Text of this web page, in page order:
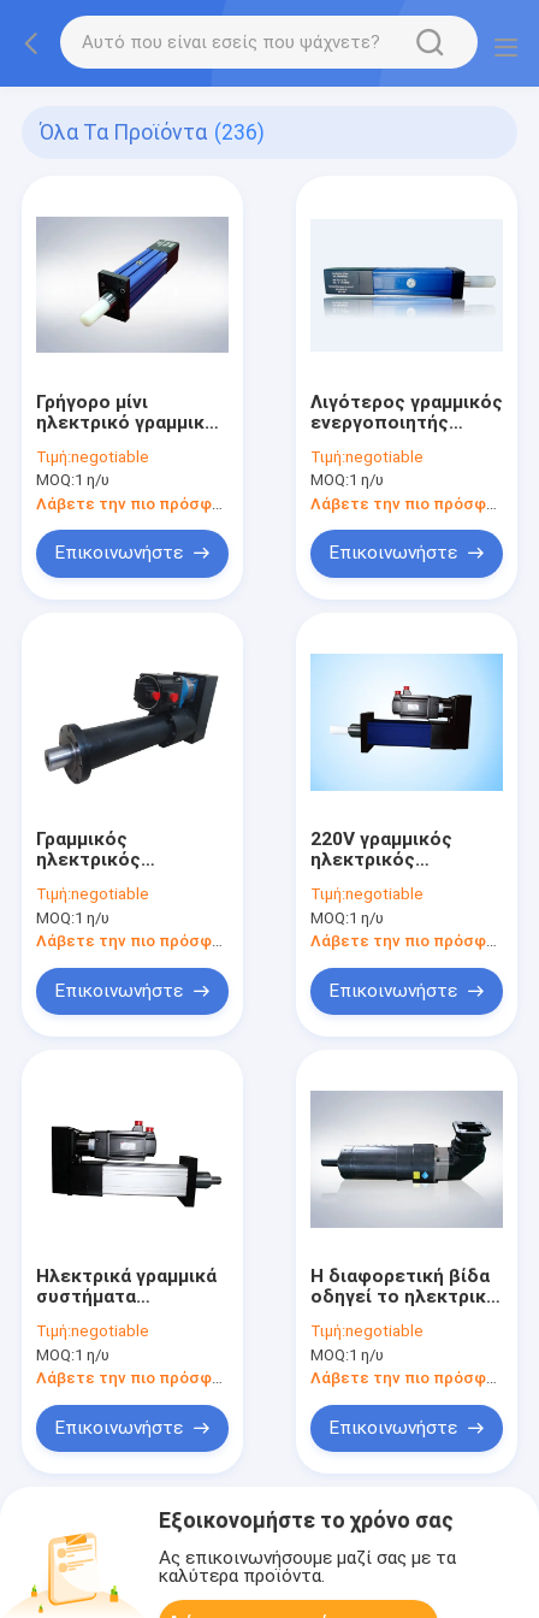
Όλα Τα Προϊόντα (236)
Γρήγορο μίνι
ηλεκτρικό γραμμικό
κτύπημα
ενεργοποιητών/
γραμμικό
ενεργοποιητών
υψηλής δύναμης
220V
Τιμή:negotiable
MOQ:1 η/υ
Λάβετε την πιο πρόσφατη τιμή
Επικοινωνήστε
Λιγότερος γραμμικός
ενεργοποιητής
θορύβου 220V, μικροί
ηλεκτρικοί
κύλινδροι Drive
βιδών σφαιρών
Τιμή:negotiable
MOQ:1 η/υ
Επικοινωνήστε
Γραμμικός
ηλεκτρικός
ακρίβειας για τη
βιομηχανική γραμμή
παραγωγής
Τιμή:negotiable
MOQ:1 η/υ
Λάβετε την πιο πρόσφατη τιμή
Επικοινωνήστε
220V γραμμικός
ηλεκτρικός
αλουμινίου υψηλής
ταχύτητας με τη
δύναμη παραγωγής
Τιμή:negotiable
MOQ:1 η/υ
Επικοινωνήστε
Ηλεκτρικά γραμμικά
συστήματα
βαριών φορτίων,
μικρός αδιάβροχος
γραμμικός
βιδών σφαιρών
Τιμή:negotiable
MOQ:1 η/υ
Λάβετε την πιο πρόσφατη τιμή
Επικοινωνήστε
Η διαφορετική βίδα
οδηγεί το ηλεκτρικό
σφαιρών
ενεργοποιητών/
ενεργοποιητών
γρήγορο γραμμικό
Τιμή:negotiable
MOQ:1 η/υ
Λάβετε την πιο πρόσφατη τιμή
Επικοινωνήστε
Εξοικονομήστε το χρόνο σας
Ας επικοινωνήσουμε μαζί σας με τα
καλύτερα προϊόντα.